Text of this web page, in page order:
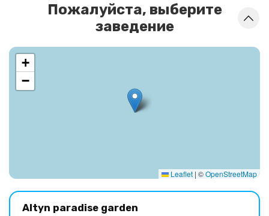
Пожалуйста, выберите
заведение
+
−
Leaflet | ©OpenStreetMap
Altyn paradise garden